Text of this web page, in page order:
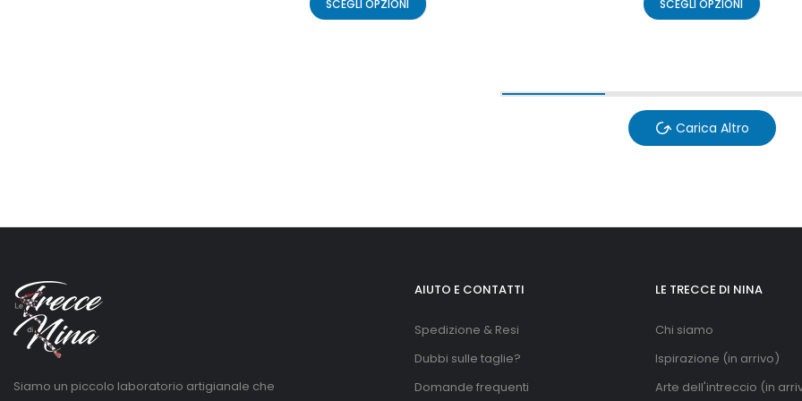
SCEGLI OPZIONI SCEGLI OPZIONI
Carica Altro
Siamo un piccolo laboratorio artigianale che
AIUTO E CONTATTI
Spedizione & Resi
Dubbi sulle taglie?
Domande frequenti
LE TRECCE DI NINA
Chi siamo
Ispirazione (in arrivo)
Arte dell'intreccio (in